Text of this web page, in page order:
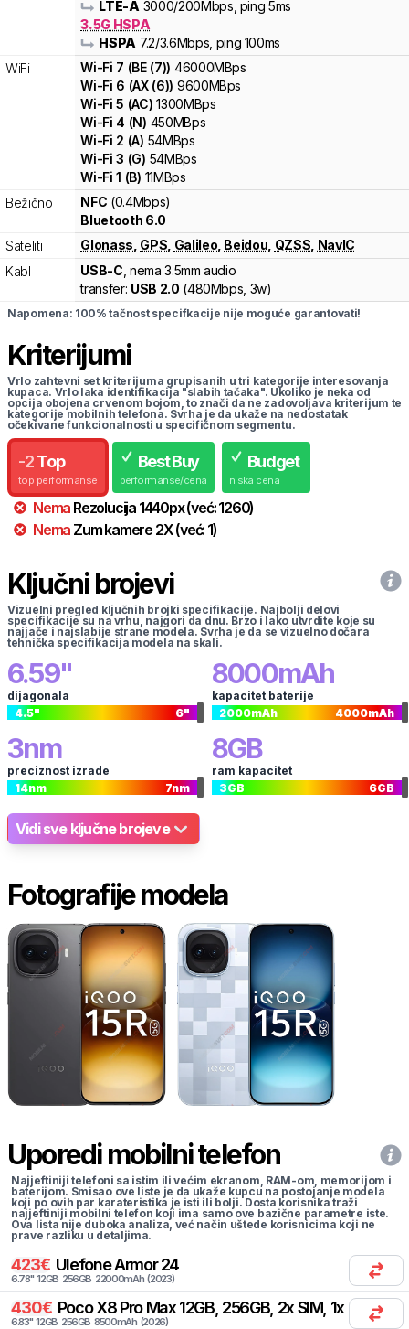
LTE-A 3000/200Mbps , ping 5ms
3.5G HSPA
HSPA 7.2/3.6Mbps , ping 100ms
WiFi
Wi-Fi 7 (BE (7)) 46000MBps
Wi-Fi 6 (AX (6)) 9600MBps
Wi-Fi5 (AC) 1300MBps
Wi-Fi 4 (N) 450MBps
Wi-Fi 2 (A) 54MBps
Wi-Fi3 (G) 54MBps
Wi-Fi1 (B) 11MBps
Bežično
NFC (0.4Mbps)
Bluetooth 6.0
Sateliti
Glonass GPS Galileo Beidou QZSS NavIC
Kabl
USB-C , nema 3.5mm audio
transfer: USB 2.0 (480Mbps, 3w)
Napomena: 100% tačnost specifkacije nije moguće garantovati!
Kriterijumi
Vrlo zahtevni set kriterijuma grupisanih u tri kategorije interesovanja
kupaca. Vrlo laka identifikacija "slabih tačaka". Ukoliko je neka od
opcija obojena crvenom bojom, to znači da ne zadovoljava kriterijum te
kategorije mobilnih telefona. Svrha je da ukaže na nedostatak
očekivane funkcionalnosti u specifičnom segmentu.
-2 Top
top performanse
Best Buy
performanse/cena
Budget
niska cena
Nema Rezolucija 1440px(već:1260)
Nema Zum kamere 2X(već: 1)
Ključni brojevi
Vizuelni pregled ključnih brojki specifikacije. Najbolji delovi
specifikacije su na vrhu, najgori da dnu. Brzo i lako utvrdite koje su
najjače i najslabije strane modela. Svrha je da se vizuelno dočara
tehnička specifikacija modela na skali.
6.59"
dijagonala
4.5" 6"
8000mAh
kapacitet baterije
2000mAh 4000mAh
3nm
preciznost izrade
14nm 7nm
8GB
ram kapacitet
3GB 6GB
Vidi sve ključne brojeve
Fotografije modela
Uporedi mobilni telefon
Najjeftiniji telefoni sa istim ili većim ekranom, RAM-om, memorijom i
baterijom. Smisao ove liste je da ukaže kupcu na postojanje modela
koji po ovih par karateristika je isti ili bolji. Dosta korisnika traži
najjeftiniji mobilni telefon koji ima samo ove bazične parametre iste.
Ova lista nije duboka analiza, već način uštede korisnicima koji ne
prave razliku u detaljima.
423€ UlefoneArmor 24
6.78" 12GB 256GB 22000mAh (2023)
430€ Poco X8 Pro Max 12GB, 256GB, 2x SIM, 1x eSIM
6.83" 12GB 256GB 8500mAh (2026)